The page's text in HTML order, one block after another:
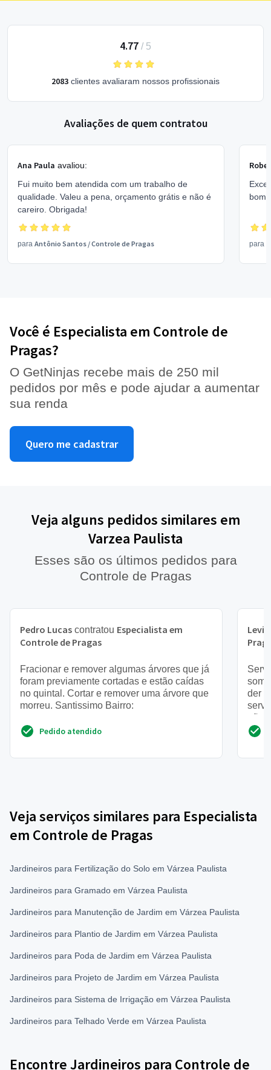
4.77 / 5
2083 clientes avaliaram nossos profissionais
Avaliações de quem contratou
Ana Paula avaliou:
Fui muito bem atendida com um trabalho de
qualidade. Valeu a pena, orçamento grátis e não é
careiro. Obrigada!
para Antônio Santos /Controle de Pragas
bom
para
Você é Especialista em Controle de
Pragas?
O GetNinjas recebe mais de 250 mil
pedidos por mês e pode ajudar a aumentar
sua renda
Quero me cadastrar
Veja alguns pedidos similares em
Varzea Paulista
Esses são os últimos pedidos para
Controle de Pragas
Pedro Lucas contratou Especialista em
Controle de Pragas
Fracionar e remover algumas árvores que já
foram previamente cortadas e estão caídas
no quintal. Cortar e remover uma árvore que
morreu. Santissimo Bairro:
Pedido atendido
Levi
der
não
Veja serviços similares para Especialista
em Controle de Pragas
Jardineiros para Fertilização do Solo em Várzea Paulista
Jardineiros para Gramado em Várzea Paulista
Jardineiros para Manutenção de Jardim em Várzea Paulista
Jardineiros para Plantio de Jardim em Várzea Paulista
Jardineiros para Poda de Jardim em Várzea Paulista
Jardineiros para Projeto de Jardim em Várzea Paulista
Jardineiros para Sistema de Irrigação em Várzea Paulista
Jardineiros para Telhado Verde em Várzea Paulista
Encontre Jardineiros para Controle de